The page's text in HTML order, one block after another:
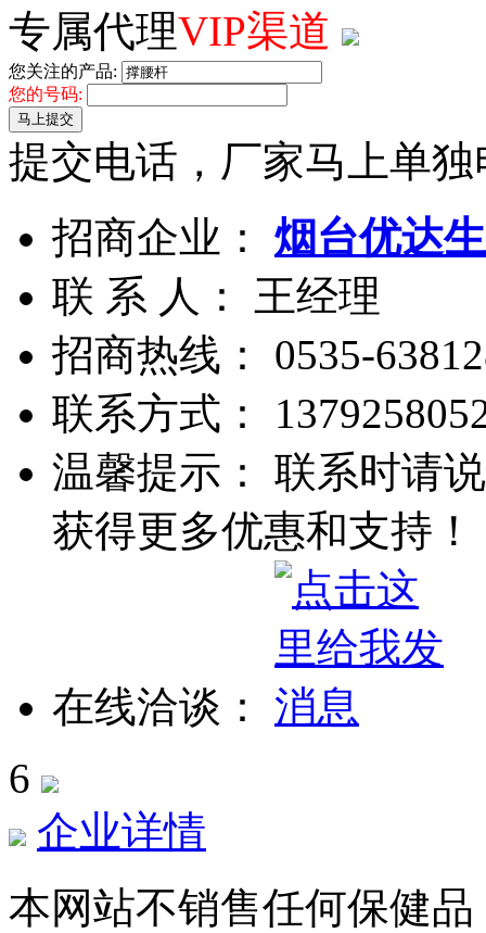
专属代理VIP渠道
您关注的产品:
您的号码:
马上提交
提交电话，厂家马上单
招商企业： 烟台优达
联 系 人： 王经理
招商热线： 0535-
联系方式：
温馨提示： 联系时请
获得更多优惠和支持！
在线洽谈：
6
企业详情
本网站不销售任何保健